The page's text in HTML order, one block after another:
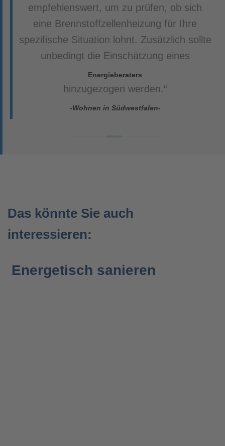
empfehlenswert, um zu prüfen, ob sich
eine Brennstoffzellenheizung für Ihre
spezifische Situation lohnt. Zusätzlich sollte
unbedingt die Einschätzung eines
Energieberaters
hinzugezogen werden.“
-Wohnen in Südwestfalen-
Das könnte Sie auch
interessieren:
Energetisch sanieren